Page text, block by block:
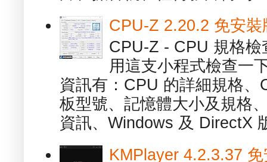
CPU-Z 2.20.2 免安
CPU-Z - CPU 規格
用這支小程式檢查一
資訊有：CPU 的詳細規格
板型號、記憶體大小及規格
資訊、Windows 及 DirectX
KMPlayer 4.2.3.37